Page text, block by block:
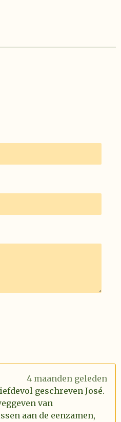
4 maanden geleden
geschreven José.
van
aan de eenzamen,